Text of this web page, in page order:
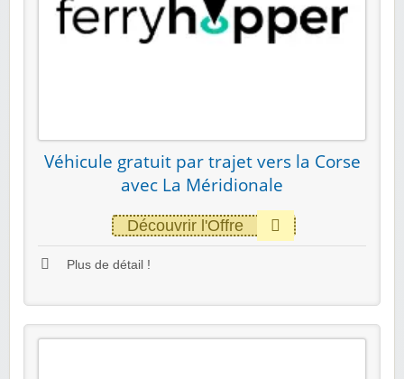
Véhicule gratuit par trajet vers la Corse
avec La Méridionale
Découvrir l'Offre
Plus de détail !